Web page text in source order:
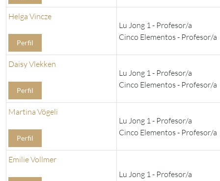
Helga Vincze
Perfil
Lu Jong 1 - Profesor/a
Cinco Elementos - Profesor/a
Daisy Vlekken
Perfil
Lu Jong 1 - Profesor/a
Cinco Elementos - Profesor/a
Martina Vögeli
Perfil
Lu Jong 1 - Profesor/a
Cinco Elementos - Profesor/a
Emilie Vollmer
Lu Jong 1 - Profesor/a